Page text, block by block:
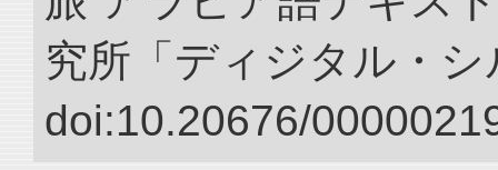
究所「ディジタル・
doi:10.20676/